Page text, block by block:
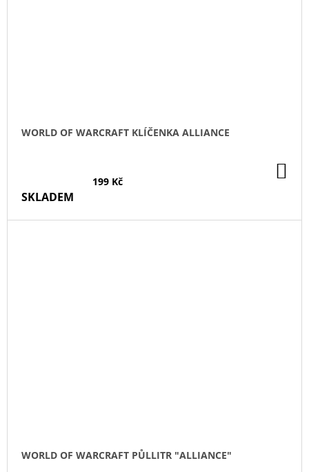
WORLD OF WARCRAFT KLÍČENKA ALLIANCE
199 Kč
SKLADEM
WORLD OF WARCRAFT PŮLLITR "ALLIANCE"